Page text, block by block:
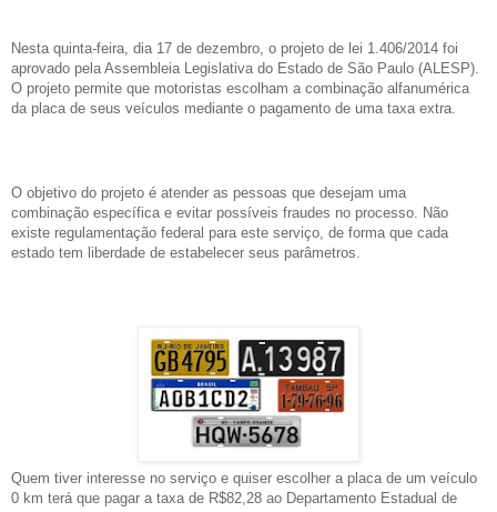
Nesta quinta-feira, dia 17 de dezembro, o projeto de lei 1.406/2014 foi
aprovado pela Assembleia Legislativa do Estado de São Paulo (ALESP).
O projeto permite que motoristas escolham a combinação alfanumérica
da placa de seus veículos mediante o pagamento de uma taxa extra.
O objetivo do projeto é atender as pessoas que desejam uma
combinação específica e evitar possíveis fraudes no processo. Não
existe regulamentação federal para este serviço, de forma que cada
estado tem liberdade de estabelecer seus parâmetros.
Quem tiver interesse no serviço e quiser escolher a placa de um veículo
0 km terá que pagar a taxa de R$82,28 ao Departamento Estadual de